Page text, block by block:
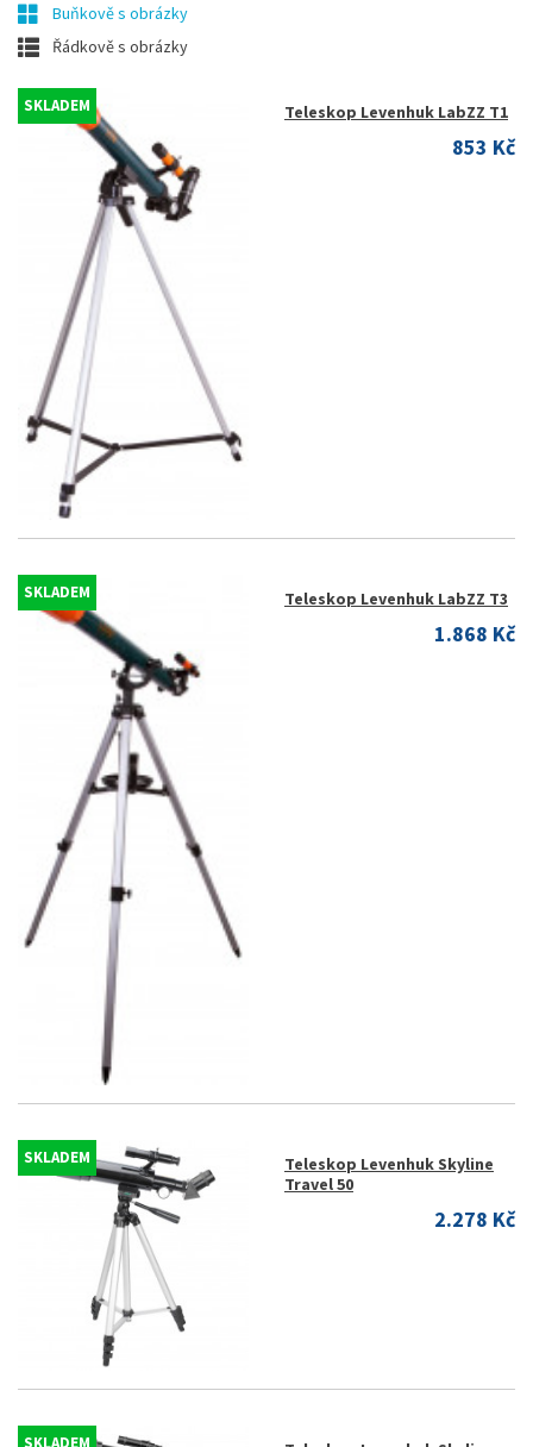
Buňkově s obrázky
Řádkově s obrázky
SKLADEM Teleskop Levenhuk LabZZ T1
853 Kč
SKLADEM Teleskop Levenhuk LabZZ T3
1.868 Kč
SKLADEM
Teleskop Levenhuk Skyline
Travel 50
2.278 Kč
SKLADEM